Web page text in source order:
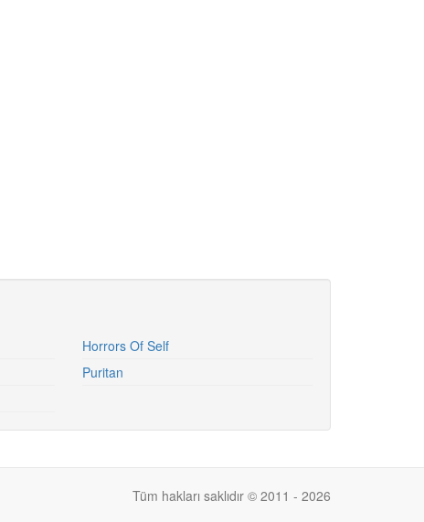
Horrors Of Self
Puritan
Tüm hakları saklıdır © 2011 - 2026